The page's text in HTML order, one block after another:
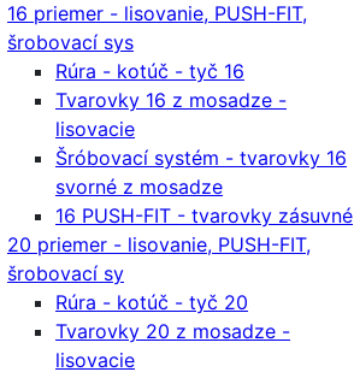
16 priemer - lisovanie, PUSH-FIT,
šrobovací sys
Rúra - kotúč - tyč 16
Tvarovky 16 z mosadze -
lisovacie
Šróbovací systém - tvarovky 16
svorné z mosadze
16 PUSH-FIT - tvarovky zásuvné
20 priemer - lisovanie, PUSH-FIT,
šrobovací sy
Rúra - kotúč - tyč 20
Tvarovky 20 z mosadze -
lisovacie